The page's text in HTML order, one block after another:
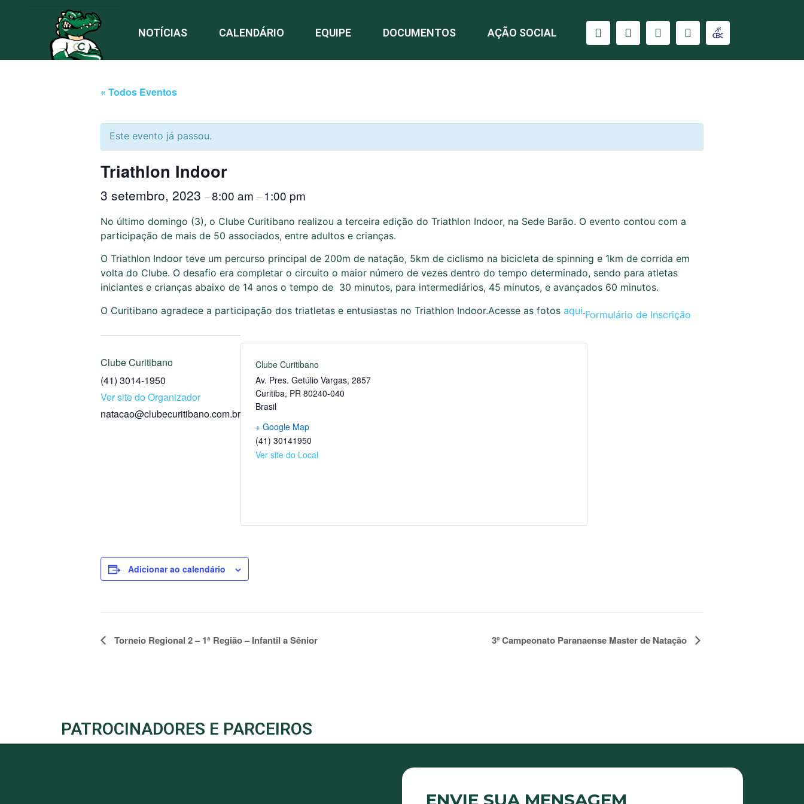
NOTÍCIAS CALENDÁRIO EQUIPE DOCUMENTOS AÇÃO SOCIAL
« Todos Eventos
Este evento já passou.
Triathlon Indoor
3 setembro, 2023 –8:00 am – 1:00 pm
No último domingo (3), o Clube Curitibano realizou a terceira edição do Triathlon Indoor, na Sede Barão. O evento contou com a
participação de mais de 50 associados, entre adultos e crianças.
O Triathlon Indoor teve um percurso principal de 200m de natação, 5km de ciclismo na bicicleta de spinning e 1km de corrida em
volta do Clube. O desafio era completar o circuito o maior número de vezes dentro do tempo determinado, sendo para atletas
iniciantes e crianças abaixo de 14 anos o tempo de 30 minutos, para intermediários, 45 minutos, e avançados 60 minutos.
O Curitibano agradece a participação dos triatletas e entusiastas no Triathlon Indoor.Acesse as fotos aqui.Formulário de Inscrição
Clube Curitibano
(41) 3014-1950
Ver site do Organizador
natacao@clubecuritibano.com.br
Clube Curitibano
Av. Pres. Getúlio Vargas, 2857
Curitiba, PR 80240-040
Brasil
+ Google Map
(41) 30141950
Ver site do Local
Adicionar ao calendário
Evento
Torneio Regional 2 – 1ª Região – Infantil a Sênior 3º Campeonato Paranaense Master de Natação
PATROCINADORES E PARCEIROS